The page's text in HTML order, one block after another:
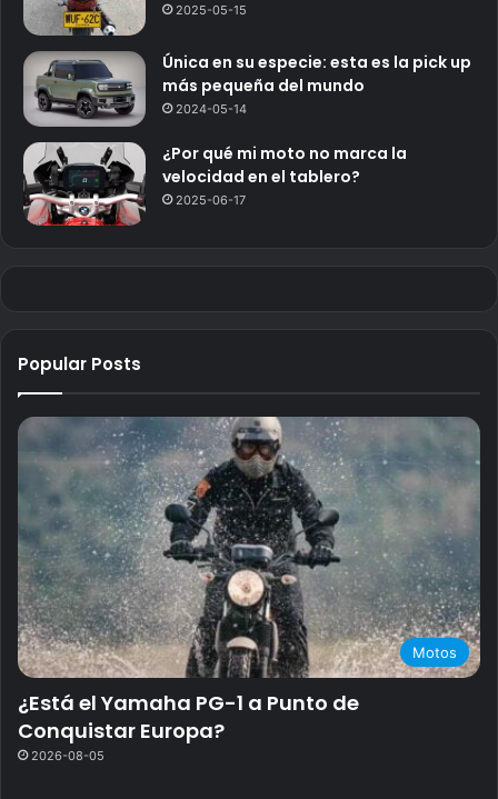
2025-05-15
Única en su especie: esta es la pick up
más pequeña del mundo
2024-05-14
¿Por qué mi moto no marca la
velocidad en el tablero?
2025-06-17
Popular Posts
Motos
¿Está el Yamaha PG-1 a Punto de
Conquistar Europa?
2026-08-05